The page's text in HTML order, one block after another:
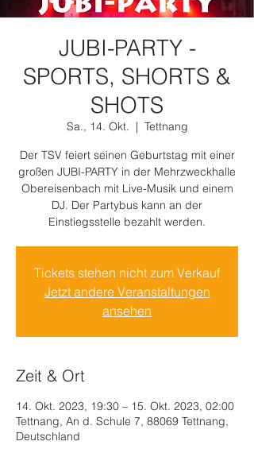
JUBI-PARTY -
SPORTS, SHORTS &
SHOTS
Sa., 14. Okt.
  |
Tettnang
Der TSV feiert seinen Geburtstag mit einer
großen JUBI-PARTY in der Mehrzweckhalle
Obereisenbach mit Live-Musik und einem
DJ. Der Partybus kann an der
Einstiegsstelle bezahlt werden.
Tickets stehen nicht zum Verkauf
Jetzt andere Veranstaltungen
ansehen
Zeit & Ort
14. Okt. 2023, 19:30 – 15. Okt. 2023, 02:00
Tettnang, An d. Schule 7, 88069 Tettnang,
Deutschland